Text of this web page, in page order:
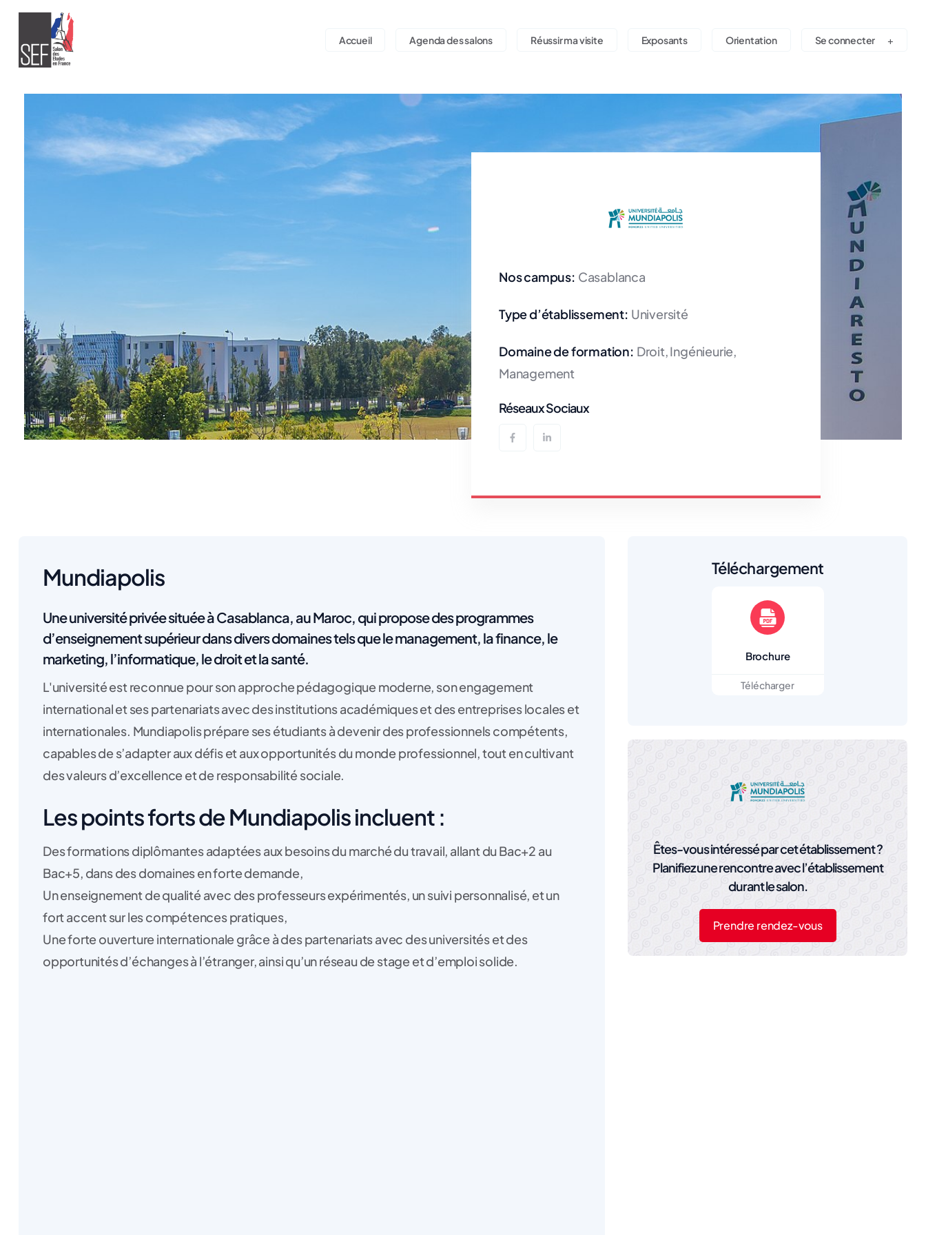
Accueil Agenda des salons Réussir ma visite Exposants Orientation Se connecter
Nos campus: Casablanca
Type d’établissement: Université
Domaine de formation: Droit, Ingénieurie,
Management
Réseaux Sociaux
Mundiapolis
Une université privée située à Casablanca, au Maroc, qui propose des programmes
d’enseignement supérieur dans divers domaines tels que le management, la finance, le
marketing, l’informatique, le droit et la santé.
L'université est reconnue pour son approche pédagogique moderne, son engagement
international et ses partenariats avec des institutions académiques et des entreprises locales et
internationales. Mundiapolis prépare ses étudiants à devenir des professionnels compétents,
capables de s’adapter aux défis et aux opportunités du monde professionnel, tout en cultivant
des valeurs d’excellence et de responsabilité sociale.
Les points forts de Mundiapolis incluent :
Des formations diplômantes adaptées aux besoins du marché du travail, allant du Bac+2 au
Bac+5, dans des domaines en forte demande,
Un enseignement de qualité avec des professeurs expérimentés, un suivi personnalisé, et un
fort accent sur les compétences pratiques,
Une forte ouverture internationale grâce à des partenariats avec des universités et des
opportunités d’échanges à l’étranger, ainsi qu’un réseau de stage et d’emploi solide.
Téléchargement
Brochure
Télécharger
Êtes-vous intéressé par cet établissement ?
Planifiez une rencontre avec l’établissement
durant le salon.
Prendre rendez-vous